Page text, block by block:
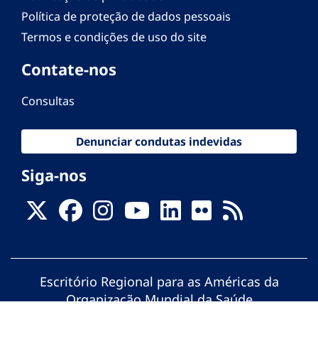
Política de proteção de dados pessoais
Termos e condições de uso do site
Contate-nos
Consultas
Denunciar condutas indevidas
Siga-nos
Escritório Regional para as Américas da
Organização Mundial da Saúde